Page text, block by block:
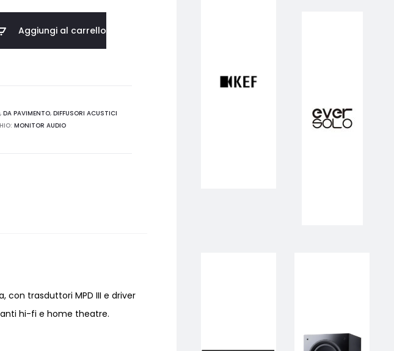
€10.431,00.
Aggiungi al carrello
,DA PAVIMENTO,DIFFUSORI ACUSTICI
MONITOR AUDIO
trasduttori MPD III e driver
hi-fi e home theatre.